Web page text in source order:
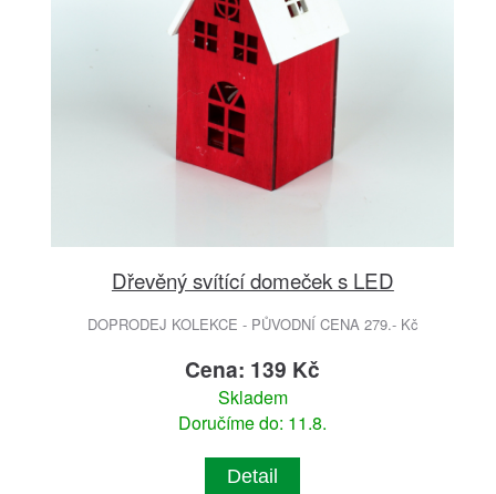
Dřevěný svítící domeček s LED
DOPRODEJ KOLEKCE - PŮVODNÍ CENA 279.- Kč
Cena: 139 Kč
Skladem
Doručíme do: 11.8.
Detail